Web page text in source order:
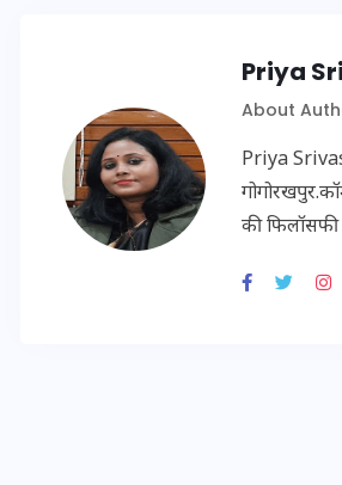
Priya
About
Priya
की फिलॉसफी